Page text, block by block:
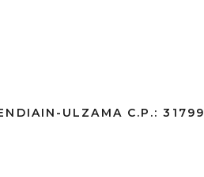
ULZAMA C.P.: 31799